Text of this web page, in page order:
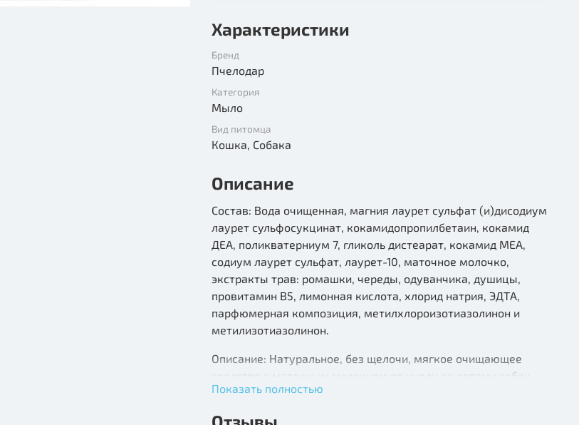
Характеристики
Бренд
Пчелодар
Категория
Мыло
Вид питомца
Кошка, Собака
Описание
Состав: Вода очищенная, магния лаурет сульфат (и)дисодиум
лаурет сульфосукцинат, кокамидопропилбетаин, кокамид
ДЕА, поликватерниум 7, гликоль дистеарат, кокамид МЕА,
содиум лаурет сульфат, лаурет-10, маточное молочко,
экстракты трав: ромашки, череды, одуванчика, душицы,
провитамин В5, лимонная кислота, хлорид натрия, ЭДТА,
парфюмерная композиция, метилхлороизотиазолинон и
метилизотиазолинон.
Описание: Натуральное, без щелочи, мягкое очищающее
средство с маточным молочком по уходу за лапами собак.
Легко смывает грязь, не сушит, смягчает и увлажняет кожу
Показать полностью